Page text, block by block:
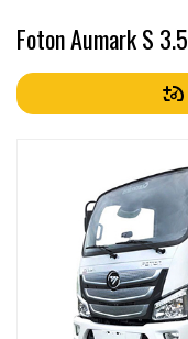
Foton Aumark S